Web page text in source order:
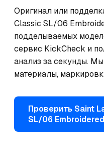
Оригинал или
Classic SL/06
подделываемых
сервис KickCheck и
анализ за секунды.
материалы,
Проверить Saint
SL/06